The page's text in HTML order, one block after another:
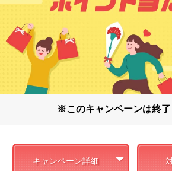
※このキャンペーンは終了
キャンペーン詳細